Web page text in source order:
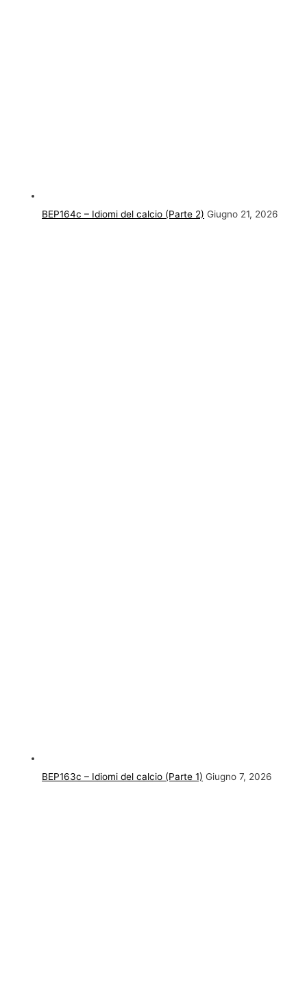
BEP164c – Idiomi del calcio (Parte 2) Giugno 21, 2026
BEP163c – Idiomi del calcio (Parte 1) Giugno 7, 2026